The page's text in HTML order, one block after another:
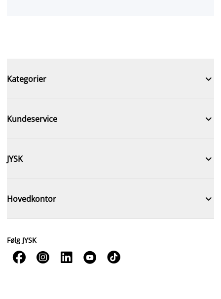
Kategorier 
Kundeservice 
JYSK 
Hovedkontor 
Følg JYSK
    